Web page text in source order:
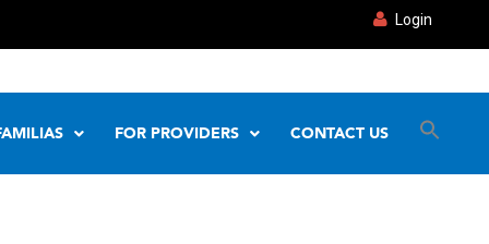
Login
FOR PROVIDERS CONTACT US